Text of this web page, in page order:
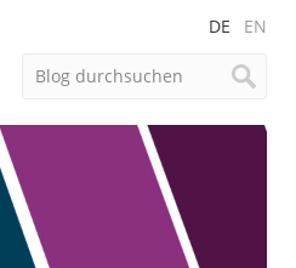
DE EN